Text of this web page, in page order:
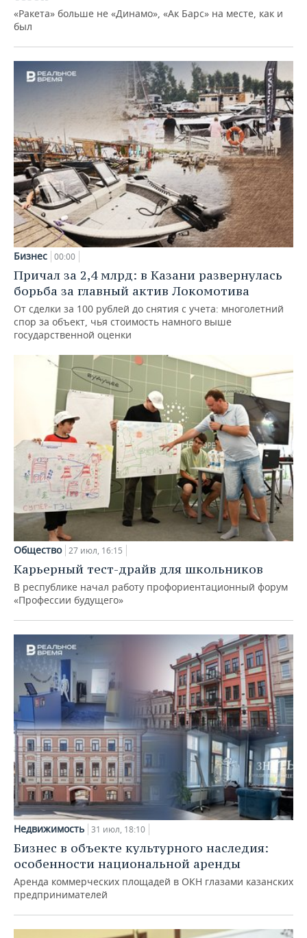
«Ракета» больше не «Динамо», «Ак Барс» на месте, как и
был
Бизнес 00:00
Причал за 2,4 млрд: в Казани развернулась
борьба за главный актив Локомотива
От сделки за 100 рублей до снятия с учета: многолетний
спор за объект, чья стоимость намного выше
государственной оценки
Общество 27 июл, 16:15
Карьерный тест-драйв для школьников
В республике начал работу профориентационный форум
«Профессии будущего»
Недвижимость 31 июл, 18:10
Бизнес в объекте культурного наследия:
особенности национальной аренды
Аренда коммерческих площадей в ОКН глазами казанских
предпринимателей